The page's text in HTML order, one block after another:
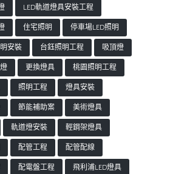
LED軌道燈具安裝工程
住宅照明
停車場LED照明
安裝
台鈺照明工程
吸頂燈
更換燈具
桃園照明工程
照明工程
燈具安裝
節能補助案
美術燈具
軌道燈安裝
輕鋼架燈具
配管工程
配管配線
配電盤工程
飛利浦LED燈具